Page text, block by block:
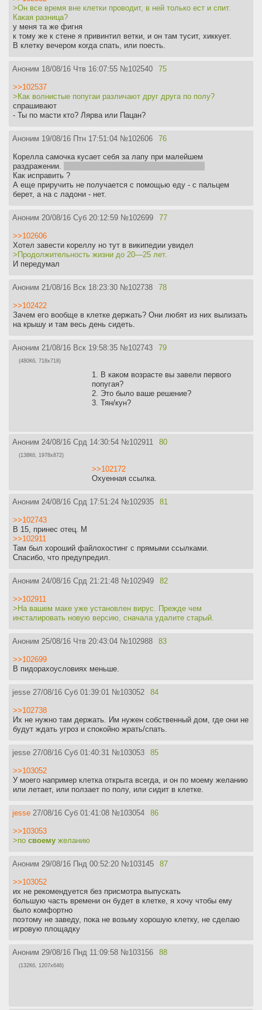
>Он все время вне клетки проводит, в ней только ест и спит.
Какая разница?
у меня та же фигня
к тому же к стене я привинтил ветки, и он там тусит, хиккует.
В клетку вечером когда спать, или поесть.
Аноним 18/08/16 Чтв 16:07:55 №102540 75
>>102537
>Как волнистые попугаи различают друг друга по полу?
спрашивают
- Ты по масти кто? Лярва или Пацан?
Аноним 19/08/16 Птн 17:51:04 №102606 76
Корелла самочка кусает себя за лапу при малейшем
раздражении.
Как исправить ?
А еще приручить не получается с помощью еду - с пальцем
берет, а на с ладони - нет.
Аноним 20/08/16 Суб 20:12:59 №102699 77
>>102606
Хотел завести кореллу но тут в википедии увидел
>Продолжительность жизни до 20—25 лет.
И передумал
Аноним 21/08/16 Вск 18:23:30 №102738 78
>>102422
Зачем его вообще в клетке держать? Они любят из них вылизать
на крышу и там весь день сидеть.
Аноним 21/08/16 Вск 19:58:35 №102743 79
(480Кб, 718x718)
1. В каком возрасте вы завели первого
попугая?
2. Это было ваше решение?
3. Тян/кун?
Аноним 24/08/16 Срд 14:30:54 №102911 80
(138Кб, 1978x872)
>>102172
Охуенная ссылка.
Аноним 24/08/16 Срд 17:51:24 №102935 81
>>102743
В 15, принес отец. М
>>102911
Там был хороший файлохостинг с прямыми ссылками.
Спасибо, что предупредил.
Аноним 24/08/16 Срд 21:21:48 №102949 82
>>102911
>На вашем маке уже установлен вирус. Прежде чем
инсталировать новую версию, сначала удалите старый.
Аноним 25/08/16 Чтв 20:43:04 №102988 83
>>102699
В пидорахоусловиях меньше.
jesse 27/08/16 Суб 01:39:01 №103052 84
>>102738
Их не нужно там держать. Им нужен собственный дом, где они не
будут ждать угроз и спокойно жрать/спать.
jesse 27/08/16 Суб 01:40:31 №103053 85
>>103052
У моего например клетка открыта всегда, и он по моему желанию
или летает, или ползает по полу, или сидит в клетке.
jesse 27/08/16 Суб 01:41:08 №103054 86
>>103053
>по своему желанию
Аноним 29/08/16 Пнд 00:52:20 №103145 87
>>103052
их не рекомендуется без присмотра выпускать
большую часть времени он будет в клетке, я хочу чтобы ему
было комфортно
поэтому не заведу, пока не возьму хорошую клетку, не сделаю
игровую площадку
Аноним 29/08/16 Пнд 11:09:58 №103156 88
(132Кб, 1207x646)